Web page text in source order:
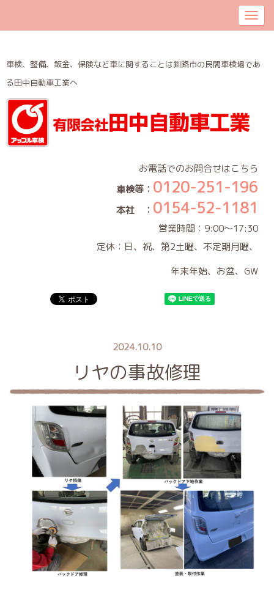
車検、整備、鈑金、保険など車に関することは釧路市の民間車検場であ
る田中自動車工業へ
お電話でのお問合せはこちら
車検等： 0120-251-196
本社 ： 0154-52-1181
営業時間：9:00～17:30
定休：日、祝、第2土曜、不定期月曜、
年末年始、お盆、GW
2024.10.10
リヤの事故修理